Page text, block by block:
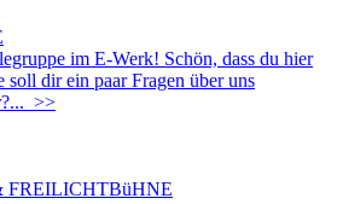
im E-Werk! Schön, dass du hier
soll dir ein paar Fragen über uns
>>
FREILICHTBüHNE